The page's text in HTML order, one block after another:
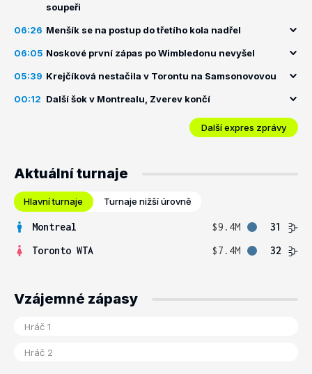
soupeři
06:26 Menšík se na postup do třetího kola nadřel
06:05 Noskové první zápas po Wimbledonu nevyšel
05:39 Krejčíková nestačila v Torontu na Samsonovovou
00:12 Další šok v Montrealu, Zverev končí
Další expres zprávy
Aktuální turnaje
Hlavní turnaje Turnaje nižší úrovně
Montreal $9.4M
31
Toronto WTA
$7.4M 32
Vzájemné zápasy